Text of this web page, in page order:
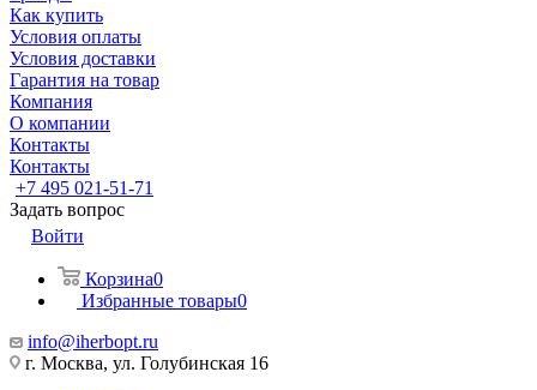
Как купить
Условия оплаты
Условия доставки
Гарантия на товар
Компания
О компании
Контакты
Контакты
+7 495 021-51-71
Задать вопрос
Войти
Корзина0
Избранные товары0
info@iherbopt.ru
г. Москва, ул. Голубинская 16